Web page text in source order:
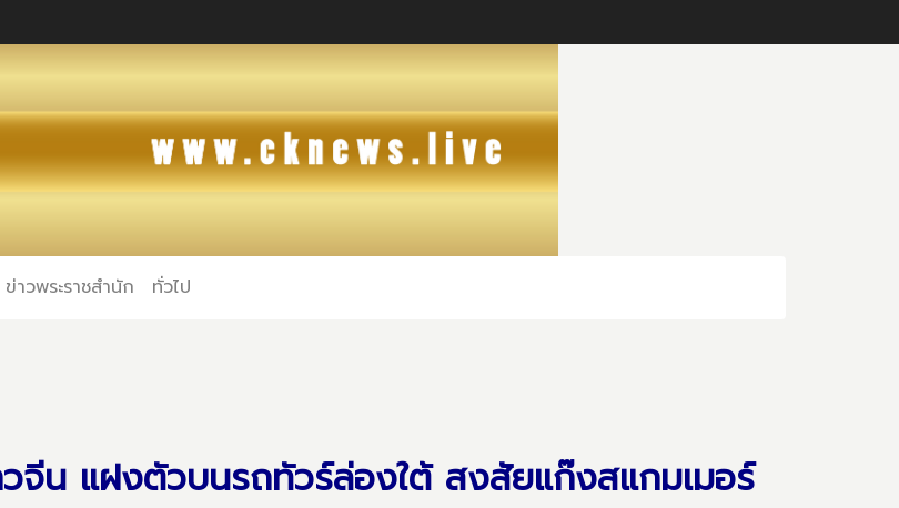
ข่าวพระราชสำนัก ทั่วไป
จีน แฝงตัวบนรถทัวร์ล่องใต้ สงสัยแก๊งสแกมเมอร์